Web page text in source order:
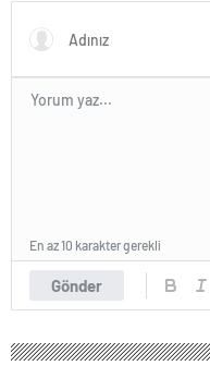
Gönder
En az 10 karakter gerekli